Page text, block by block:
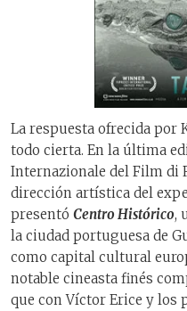
La respuesta ofrecida por
todo cierta. En la última
Internazionale del Film di
dirección artística del
presentó Centro Histórico,
la ciudad portuguesa de
como capital cultural
notable cineasta finés
que con Víctor Erice y los